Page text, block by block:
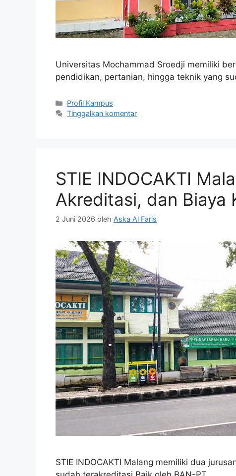
Universitas Mochammad Sroedji memiliki
pendidikan, pertanian, hingga teknik yang
Kategori
Profil Kampus
Tinggalkan komentar
STIE INDOCAKTI
Akreditasi, dan Biaya
2 Juni 2026 oleh Aska Al Faris
STIE INDOCAKTI Malang memiliki dua